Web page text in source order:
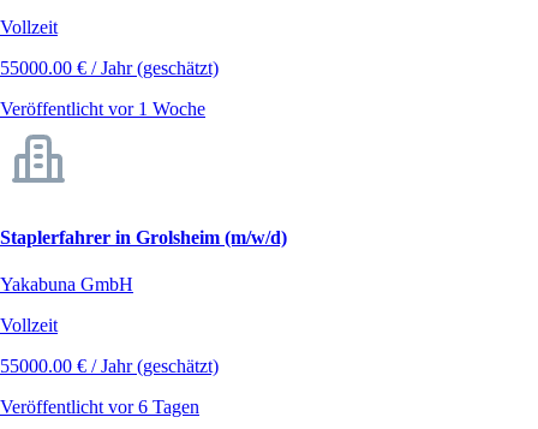
Vollzeit
55000.00 € / Jahr (geschätzt)
Veröffentlicht vor 1 Woche
Staplerfahrer in Grolsheim (m/w/d)
Yakabuna GmbH
Vollzeit
55000.00 € / Jahr (geschätzt)
Veröffentlicht vor 6 Tagen